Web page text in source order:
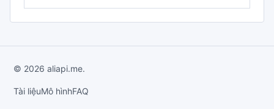
© 2026 aliapi.me.
Tài liệuMô hìnhFAQ